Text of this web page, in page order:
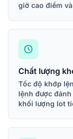
giờ cao điểm
Chất lượng
Tốc độ khớp
lệnh được
khối lượng lot